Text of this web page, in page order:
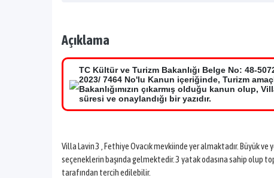
Açıklama
TC Kültür ve Turizm Bakanlığı Belge No: 48-
2023/ 7464 No'lu Kanun içeriğinde, Turizm
Bakanlığımızın çıkarmış olduğu kanun olup,
süresi ve onaylandığı bir yazıdır.
Villa Lavin 3 , Fethiye Ovacık mevkiinde yer almaktadır. Büyük
seçeneklerin başında gelmektedir. 3 yatak odasına sahip olup
tarafından tercih edilebilir.